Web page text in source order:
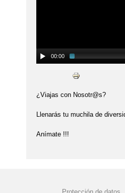
00:00
¿Viajas con Nosotr@s?
Llenarás tu muchila de
Anímate !!!